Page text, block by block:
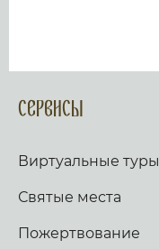
Сервисы
Виртуальные туры
Святые места
Пожертвование